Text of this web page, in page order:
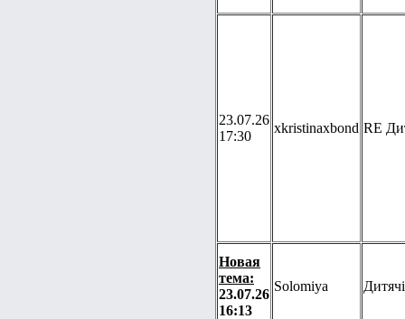
23.07.26
17:30
xkristinaxbond RE
Новая
тема:
23.07.26
16:13
Solomiya